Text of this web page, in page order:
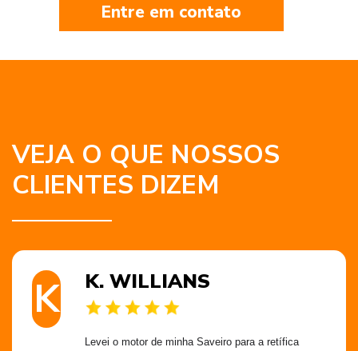
Entre em contato
VEJA O QUE NOSSOS
CLIENTES DIZEM
K K. WILLIANS
Levei o motor de minha Saveiro para a retífica